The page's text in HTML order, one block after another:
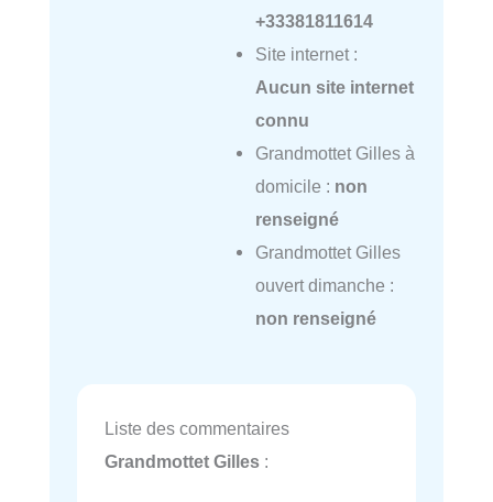
+33381811614
Site internet :
Aucun site internet
connu
Grandmottet Gilles à
domicile : non
renseigné
Grandmottet Gilles
ouvert dimanche :
non renseigné
Liste des commentaires
Grandmottet Gilles :